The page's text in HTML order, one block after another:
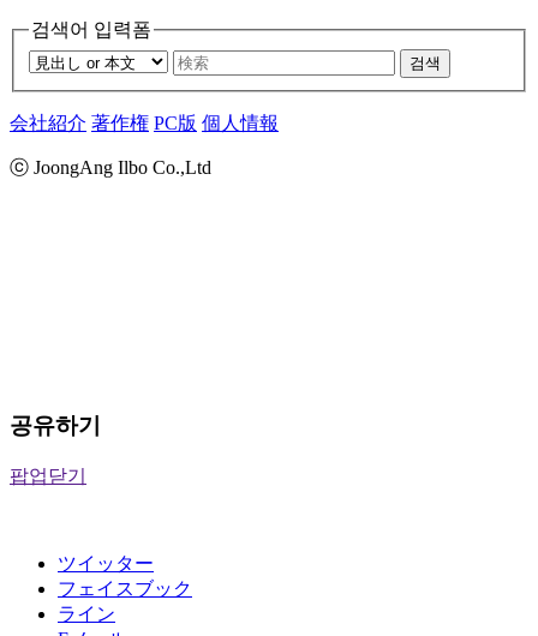
검색어 입력폼
검색
会社紹介 著作権 PC版 個人情報
ⓒ JoongAng Ilbo Co.,Ltd
공유하기
팝업닫기
ツイッター
フェイスブック
ライン